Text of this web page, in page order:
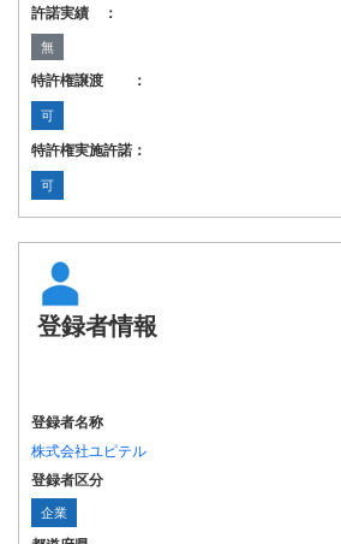
許諾実績 ：
無
特許権譲渡 ：
可
特許権実施許諾：
可
登録者情報
登録者名称
株式会社ユピテル
登録者区分
企業